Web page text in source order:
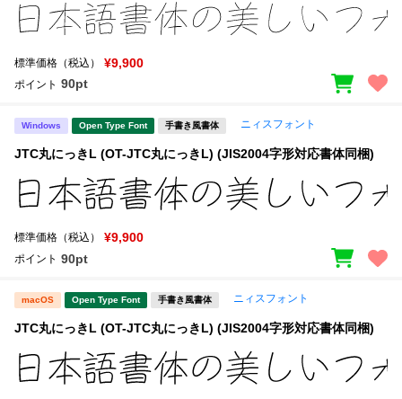
標準価格（税込） ¥9,900
ポイント 90pt
Windows Open Type Font 手書き風書体 ニィスフォント
JTC丸にっきL (OT-JTC丸にっきL) (JIS2004字形対応書体同梱)
標準価格（税込） ¥9,900
ポイント 90pt
macOS Open Type Font 手書き風書体 ニィスフォント
JTC丸にっきL (OT-JTC丸にっきL) (JIS2004字形対応書体同梱)